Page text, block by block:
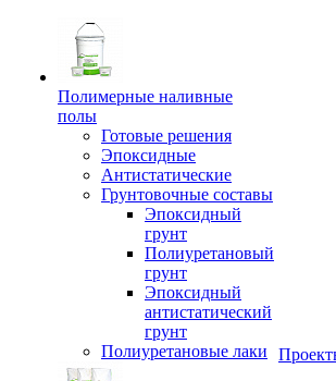
Полимерные наливные
полы
Готовые решения
Эпоксидные
Антистатические
Грунтовочные составы
Эпоксидный
грунт
Полиуретановый
грунт
Эпоксидный
антистатический
грунт
Полиуретановые лаки